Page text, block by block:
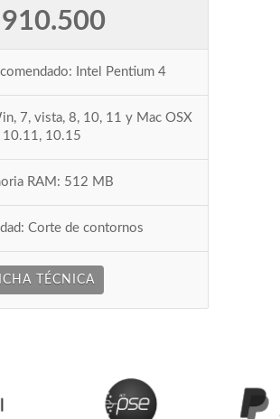
Intel Pentium 4
7, vista, 8, 10, 11 y Mac OSX
10.11, 10.15
RAM: 512 MB
Corte de contornos
TÉCNICA